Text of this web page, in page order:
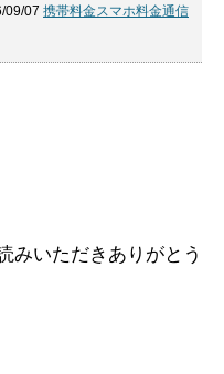
09/07 携帯料金スマホ料金通信
みいただきありがとう